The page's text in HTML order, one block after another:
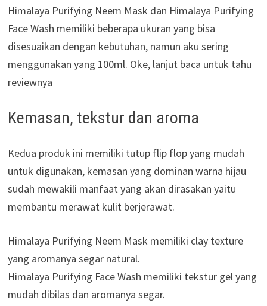
Himalaya Purifying Neem Mask dan Himalaya Purifying
Face Wash memiliki beberapa ukuran yang bisa
disesuaikan dengan kebutuhan, namun aku sering
menggunakan yang 100ml. Oke, lanjut baca untuk tahu
reviewnya
Kemasan, tekstur dan aroma
Kedua produk ini memiliki tutup flip flop yang mudah
untuk digunakan, kemasan yang dominan warna hijau
sudah mewakili manfaat yang akan dirasakan yaitu
membantu merawat kulit berjerawat.
Himalaya Purifying Neem Mask memiliki clay texture
yang aromanya segar natural.
Himalaya Purifying Face Wash memiliki tekstur gel yang
mudah dibilas dan aromanya segar.